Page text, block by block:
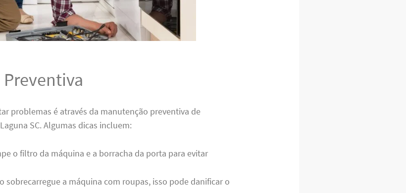
problemas é através da manutenção preventiva de
SC. Algumas dicas incluem:
o filtro da máquina e a borracha da porta para evitar
sobrecarregue a máquina com roupas, isso pode danificar o